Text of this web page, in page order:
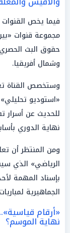
فيما يخص القنوات
مجموعة قنوات
حقوق البث
وشمال أفريقيا.
وستخصص القناة
«استوديو
للحديث عن أسرار
نهاية الدوري
ومن المنتظر أن
الرياضي» الذي
بإسناد المهمة
الجماهيرية
نهاية الموسم؟